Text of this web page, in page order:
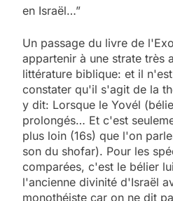
en Israël…”
Un passage du livre de
appartenir à une strate très
littérature biblique: et il
constater qu'il s'agit de la
y dit: Lorsque le Yovél
prolongés… Et c'est
plus loin (16s) que l'on
son du shofar). Pour les
comparées, c'est le bélier
l'ancienne divinité d'Israël
monothéiste car on ne dit